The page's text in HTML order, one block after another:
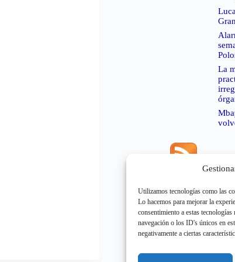
Utilizamos tecnologías como las
Lo hacemos para mejorar la
consentimiento a estas
navegación o los ID's únicos en
negativamente a ciertas
La
Error de RSS:
"404"